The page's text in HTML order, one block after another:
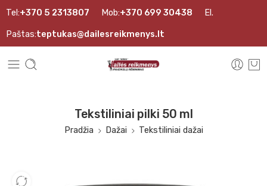
Tel:+370 5 2313807 Mob:+370 699 30438 El.
Paštas:teptukas@dailesreikmenys.lt
Tekstiliniai pilki 50 ml
Pradžia Dažai Tekstiliniai dažai